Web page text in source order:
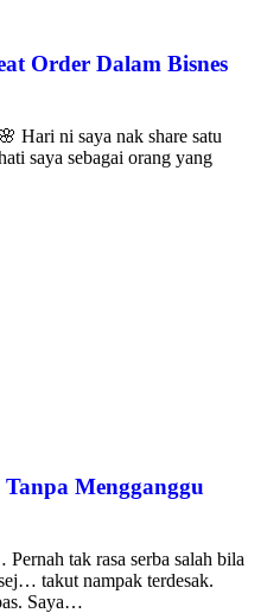
Order Dalam Bisnes
Hari ni saya nak share satu
saya sebagai orang yang
Mengganggu
tak rasa serba salah bila
takut nampak terdesak.
Saya…